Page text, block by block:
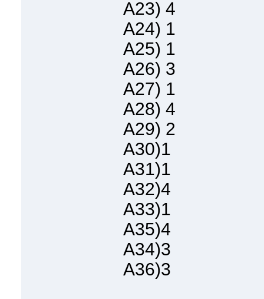
А23) 4
А24) 1
A25) 1
А26) 3
А27) 1
А28) 4
А29) 2
A30)1
A31)1
A32)4
А33)1
A35)4
А34)3
A36)3